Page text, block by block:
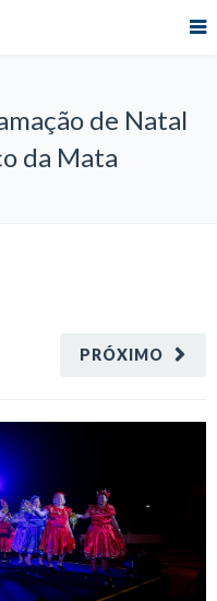
de Natal
da Mata
PRÓXIMO